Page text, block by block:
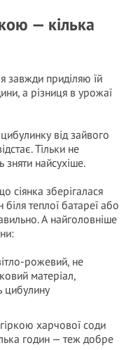
— кілька
завжди приділяю їй
а різниця в урожаї
від зайвого
Тільки не
найсухіше.
сіянка зберігалася
теплої батареї або
А найголовніше
рожевий, не
матеріал,
цибулину
харчової соди
годин — теж добре